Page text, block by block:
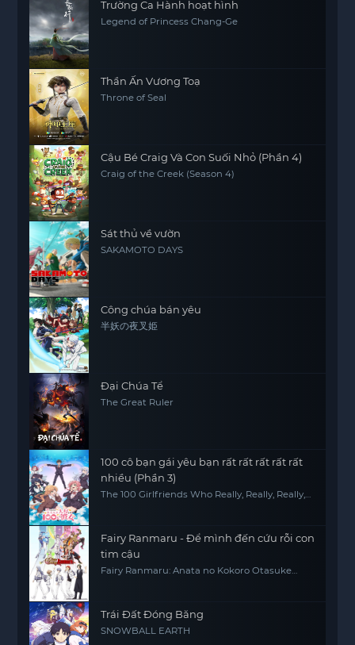
Trường Ca Hành hoạt hình
Legend of Princess Chang-Ge
Thần Ấn Vương Toạ
Throne of Seal
Cậu Bé Craig Và Con Suối Nhỏ (Phần 4)
Craig of the Creek (Season 4)
Sát thủ về vườn
SAKAMOTO DAYS
Công chúa bán yêu
半妖の夜叉姫
Đại Chúa Tể
The Great Ruler
100 cô bạn gái yêu bạn rất rất rất rất rất
nhiều (Phần 3)
The 100 Girlfriends Who Really, Really, Really,
Fairy Ranmaru - Để mình đến cứu rỗi con
tim cậu
Fairy Ranmaru: Anata no Kokoro Otasuke
Trái Đất Đóng Băng
SNOWBALL EARTH